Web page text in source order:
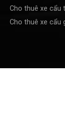
Cho thuê xe cẩu
Cho thuê xe cẩu